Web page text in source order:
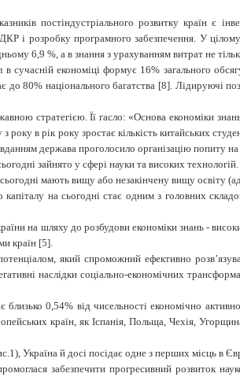
постіндустріального розвитку країн є
і розробку програмного забезпечення. У
6,9 %, а в знання з урахуванням витрат не
в сучасній економіці формує 16% загального
до 80% національного багатства [8].
стратегією. Її гасло: «Основа економіки
року в рік року зростає кількість китайських
держава проголосило організацію попиту
зайнято у сфері науки та високих
мають вищу або незакінчену вищу освіту
капіталу на сьогодні стає одним з головних
на шляху до розбудови економіки знань -
країн [5].
який спроможний ефективно
наслідки соціально-економічних
близько 0,54% від чисельності економічно
країн, як Іспанія, Польща, Чехія,
Україна й досі посідає одне з перших місць в
забезпечити прогресивний розвиток